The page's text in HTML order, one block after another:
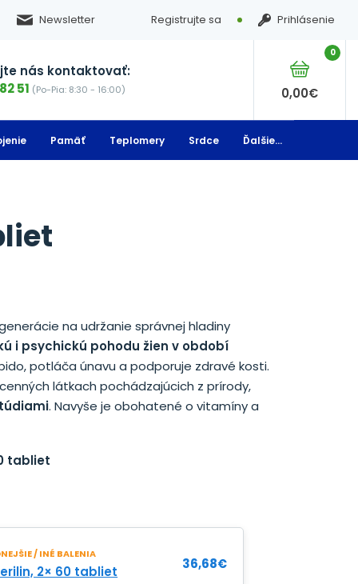
Newsletter Registrujte sa Prihlásenie
nás kontaktovať:
51 (Po-Pia: 8:30 - 16:00)
0
0,00€
Pamäť Teplomery Srdce Ďalšie...
na udržanie správnej hladiny
i psychickú pohodu žien v období
potláča únavu a podporuje zdravé kosti.
látkach pochádzajúcich z prírody,
. Navyše je obohatené o vitamíny a
tabliet
/ INÉ BALENIA
2× 60 tabliet 36,68€